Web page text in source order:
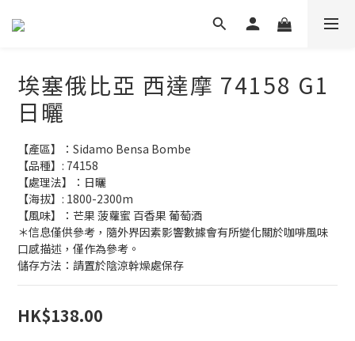
埃塞俄比亞 西達摩 74158 G1
日曬
【產區】：Sidamo Bensa Bombe
【品種】: 74158
【處理法】：日曬
【海拔】: 1800-2300m
【風味】：芒果 菠蘿蜜 百香果 葡萄酒
＊信息僅供參考，隨外界因素影響數據會有所變化關於咖啡風味
口感描述，僅作為參考。
儲存方法：請置於陰涼幹燥處保存
HK$138.00